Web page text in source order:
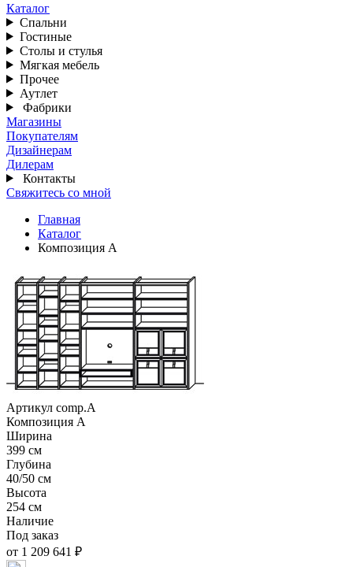
Каталог
Спальни
Гостиные
Столы и стулья
Мягкая мебель
Прочее
Аутлет
Фабрики
Магазины
Покупателям
Дизайнерам
Дилерам
Контакты
Свяжитесь со мной
Главная
Каталог
Композиция А
Артикул comp.A
Композиция А
Ширина
399 см
Глубина
40/50 см
Высота
254 см
Наличие
Под заказ
от 1 209 641 ₽